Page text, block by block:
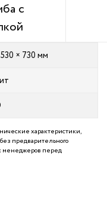
с
× 730 мм
характеристики,
предварительного
менеджеров перед